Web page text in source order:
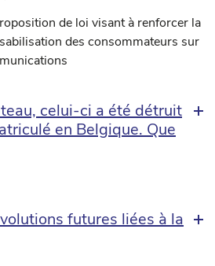
de loi visant à renforcer la
des consommateurs sur
celui-ci a été détruit
en Belgique. Que
futures liées à la